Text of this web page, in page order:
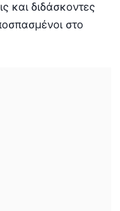
και διδάσκοντες
στο